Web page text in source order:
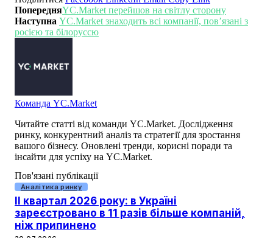
ПопередняYC.Market перейшов на світлу сторону
Наступна YC.Market знаходить всі компанії, пов’язані з
росією та білоруссю
Команда YC.Market
Читайте статті від команди YC.Market. Дослідження
ринку, конкурентний аналіз та стратегії для зростання
вашого бізнесу. Оновлені тренди, корисні поради та
інсайти для успіху на YC.Market.
Пов'язані публікації
Аналітика ринку
II квартал 2026 року: в Україні
зареєстровано в 11 разів більше компаній,
ніж припинено